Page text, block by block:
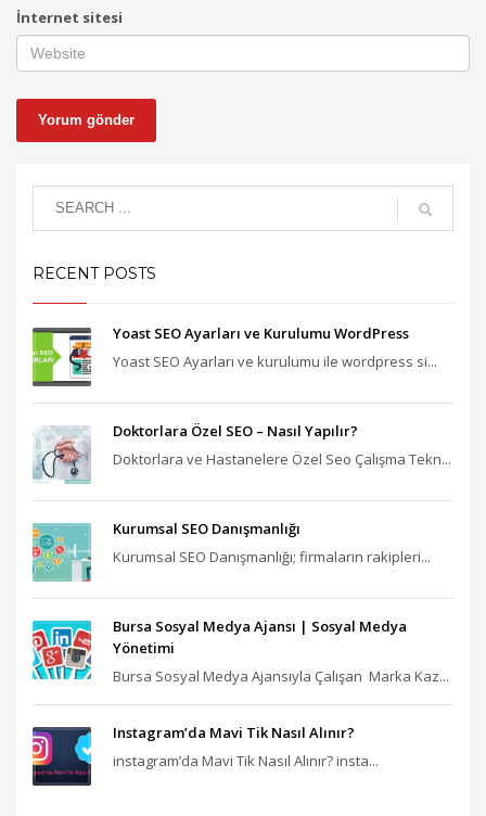
İnternet sitesi
RECENT POSTS
Yoast SEO Ayarları ve Kurulumu WordPress
Yoast SEO Ayarları ve kurulumu ile wordpress si...
Doktorlara Özel SEO – Nasıl Yapılır?
Doktorlara ve Hastanelere Özel Seo Çalışma Tekn...
Kurumsal SEO Danışmanlığı
Kurumsal SEO Danışmanlığı; firmaların rakipleri...
Bursa Sosyal Medya Ajansı‎ | Sosyal Medya
Yönetimi
Bursa Sosyal Medya Ajansıyla Çalışan Marka Kaz...
Instagram’da Mavi Tik Nasıl Alınır?
instagram’da Mavi Tik Nasıl Alınır? insta...